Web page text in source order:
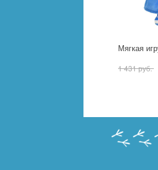
1 431 руб.